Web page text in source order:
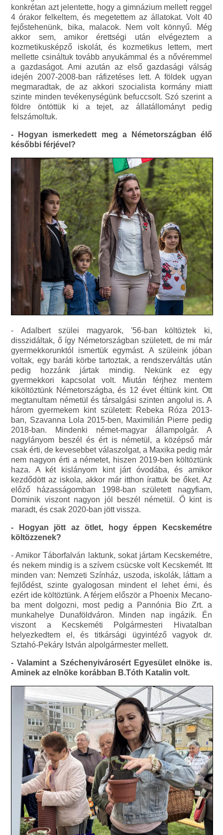
konkrétan azt jelentette, hogy a gimnázium mellett reggel
4 órakor felkeltem, és megetettem az állatokat. Volt 40
fejőstehenünk, bika, malacok. Nem volt könnyű. Még
akkor sem, amikor érettségi után elvégeztem a
kozmetikusképző iskolát, és kozmetikus lettem, mert
mellette csináltuk tovább anyukámmal és a nővéremmel
a gazdaságot. Ami azután az első gazdasági válság
idején 2007-2008-ban ráfizetéses lett. A földek ugyan
megmaradtak, de az akkori szocialista kormány miatt
szinte minden tevékenységünk befuccsolt. Szó szerint a
földre öntöttük ki a tejet, az állatállományt pedig
felszámoltuk.
- Hogyan ismerkedett meg a Németországban élő
későbbi férjével?
- Adalbert szülei magyarok, '56-ban költöztek ki,
disszidáltak, ő így Németországban született, de mi már
gyermekkorunktól ismertük egymást. A szüleink jóban
voltak, egy baráti körbe tartoztak, a rendszerváltás után
pedig hozzánk jártak mindig. Nekünk ez egy
gyermekkori kapcsolat volt. Miután férjhez mentem
kiköltöztünk Németországba, és 12 évet éltünk kint. Ott
megtanultam németül és társalgási szinten angolul is. A
három gyermekem kint született: Rebeka Róza 2013-
ban, Szavanna Lola 2015-ben, Maximilián Pierre pedig
2018-ban. Mindenki német-magyar állampolgár. A
nagylányom beszél és ért is németül, a középső már
csak érti, de kevesebbet válaszolgat, a Maxika pedig már
nem nagyon érti a németet, hiszen 2019-ben költöztünk
haza. A két kislányom kint járt óvodába, és amikor
kezdődött az iskola, akkor már itthon írattuk be őket. Az
előző házasságomban 1998-ban született nagyfiam,
Dominik viszont nagyon jól beszél németül. Ő kint is
maradt, és csak 2020-ban jött vissza.
- Hogyan jött az ötlet, hogy éppen Kecskemétre
költözzenek?
- Amikor Táborfalván laktunk, sokat jártam Kecskemétre,
és nekem mindig is a szívem csücske volt Kecskemét. Itt
minden van: Nemzeti Színház, uszoda, iskolák, láttam a
fejlődést, szinte gyalogosan mindent el lehet érni, és
ezért ide költöztünk. A férjem először a Phoenix Mecano-
ba ment dolgozni, most pedig a Pannónia Bio Zrt. a
munkahelye Dunaföldváron. Minden nap ingázik. Én
viszont a Kecskeméti Polgármesteri Hivatalban
helyezkedtem el, és titkársági ügyintéző vagyok dr.
Sztahó-Pekáry István alpolgármester mellett.
- Valamint a Széchenyivárosért Egyesület elnöke is.
Aminek az elnöke korábban B.Tóth Katalin volt.